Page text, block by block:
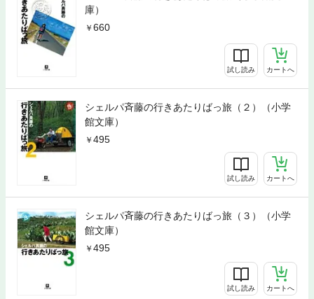
庫）
660
試し読み カートへ
シェルパ斉藤の行きあたりばっ旅（２）（小学
館文庫）
495
試し読み カートへ
シェルパ斉藤の行きあたりばっ旅（３）（小学
館文庫）
495
試し読み カートへ